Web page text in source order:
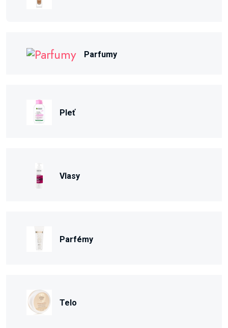
Parfumy
Pleť
Vlasy
Parfémy
Telo